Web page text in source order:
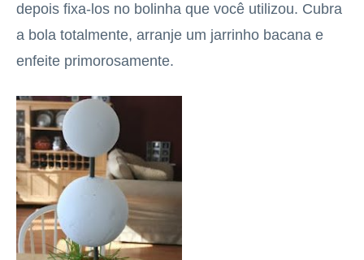
depois fixa-los no bolinha que você utilizou. Cubra
a bola totalmente, arranje um jarrinho bacana e
enfeite primorosamente.